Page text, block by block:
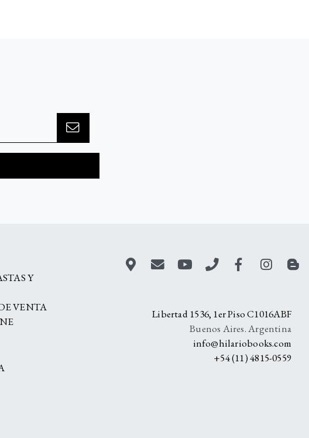
Y
VENTA
Libertad 1536, 1er Piso C1016ABF
Buenos Aires. Argentina
info@hilariobooks.com
+54 (11) 4815-0559